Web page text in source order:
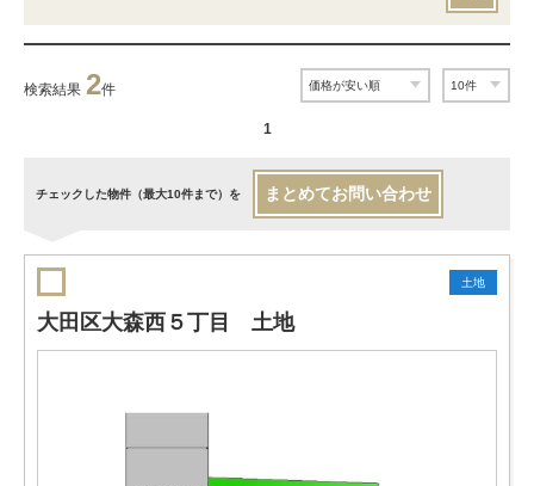
検索結果 2件
1
チェックした物件（最大10件まで）を まとめてお問い合わせ
土地
大田区大森西５丁目 土地